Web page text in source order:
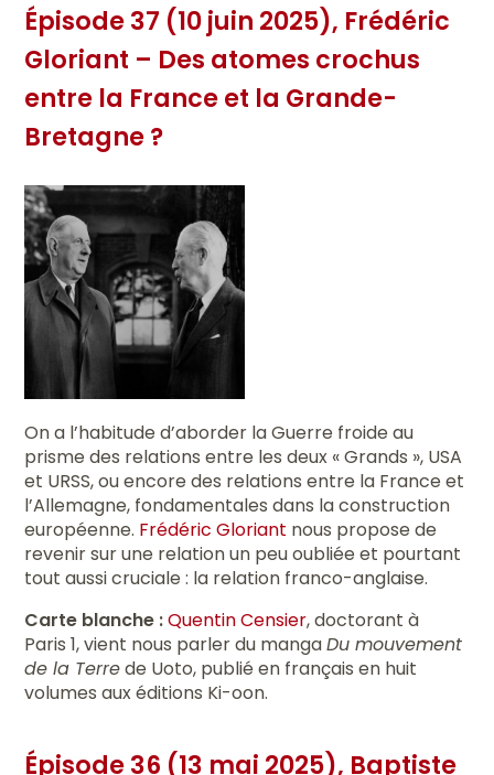
Épisode 37 (10 juin 2025), Frédéric
Gloriant – Des atomes crochus
entre la France et la Grande-
Bretagne ?
On a l’habitude d’aborder la Guerre froide au
prisme des relations entre les deux « Grands », USA
et URSS, ou encore des relations entre la France et
l’Allemagne, fondamentales dans la construction
européenne. Frédéric Gloriant nous propose de
revenir sur une relation un peu oubliée et pourtant
tout aussi cruciale : la relation franco-anglaise.
Carte blanche :Quentin Censier, doctorant à
Paris 1, vient nous parler du mangaDu mouvement
de la Terrede Uoto, publié en français en huit
volumes aux éditions Ki-oon.
Épisode 36 (13 mai 2025), Baptiste